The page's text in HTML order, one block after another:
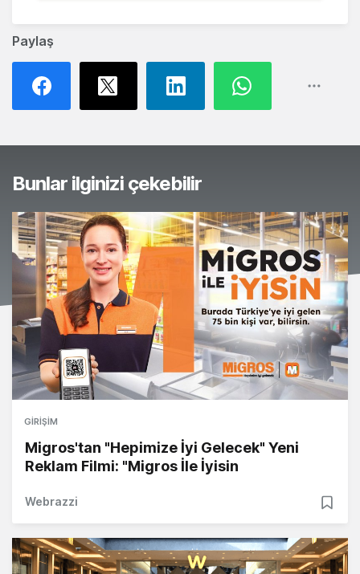
Paylaş
Bunlar ilginizi çekebilir
GIRIŞIM
Migros'tan "Hepimize İyi Gelecek" Yeni
Reklam Filmi: "Migros İle İyisin
Webrazzi